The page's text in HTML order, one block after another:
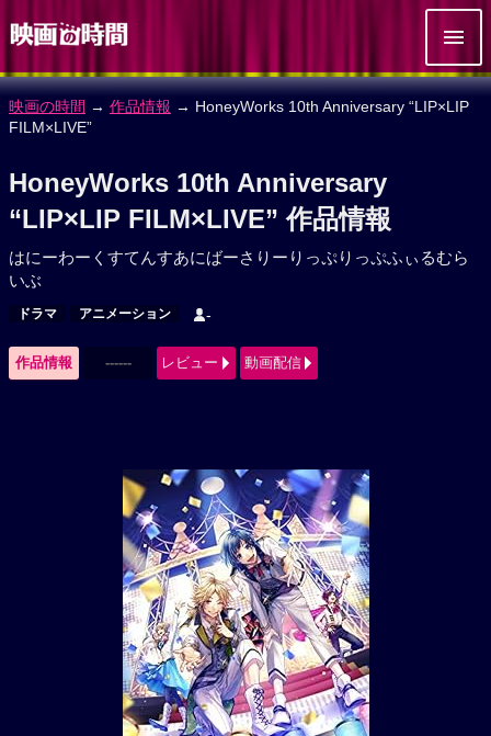
映画の時間 → 作品情報 → HoneyWorks 10th Anniversary “LIP×LIP
FILM×LIVE”
HoneyWorks 10th Anniversary
“LIP×LIP FILM×LIVE” 作品情報
はにーわーくすてんすあにばーさりーりっぷりっぷふぃるむら
いぶ
ドラマ アニメーション -
作品情報 ------ レビュー 動画配信